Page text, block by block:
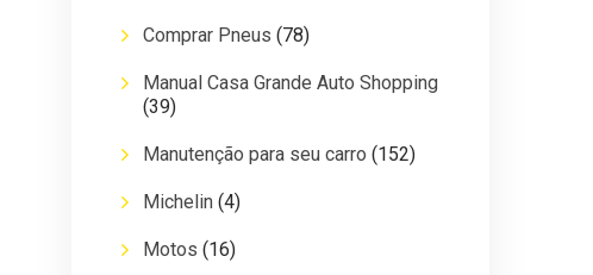
Comprar Pneus (78)
Manual Casa Grande Auto Shopping
(39)
Manutenção para seu carro (152)
Michelin (4)
Motos (16)